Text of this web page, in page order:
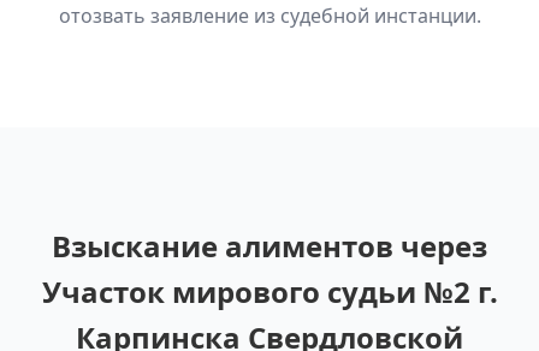
отозвать заявление из судебной инстанции.
Взыскание алиментов через
Участок мирового судьи №2 г.
Карпинска Свердловской